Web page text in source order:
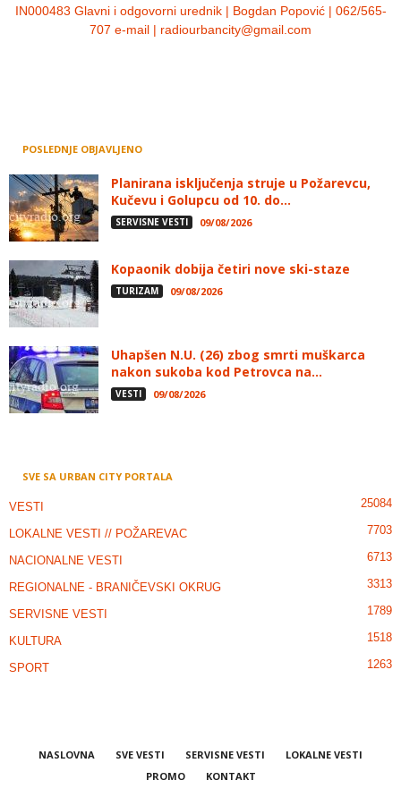
IN000483 Glavni i odgovorni urednik | Bogdan Popović | 062/565-
707 e-mail | radiourbancity@gmail.com
POSLEDNJE OBJAVLJENO
Planirana isključenja struje u Požarevcu,
Kučevu i Golupcu od 10. do...
SERVISNE VESTI 09/08/2026
Kopaonik dobija četiri nove ski-staze
TURIZAM 09/08/2026
Uhapšen N.U. (26) zbog smrti muškarca
nakon sukoba kod Petrovca na...
VESTI 09/08/2026
SVE SA URBAN CITY PORTALA
VESTI 25084
LOKALNE VESTI // POŽAREVAC 7703
NACIONALNE VESTI 6713
REGIONALNE - BRANIČEVSKI OKRUG 3313
SERVISNE VESTI 1789
KULTURA 1518
SPORT 1263
NASLOVNA SVE VESTI SERVISNE VESTI
LOKALNE VESTI
PROMO
KONTAKT